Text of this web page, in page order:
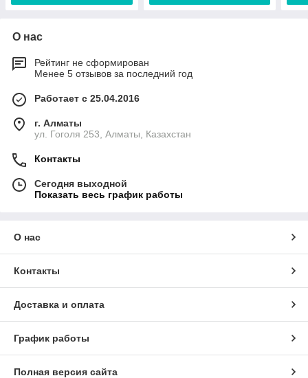
О нас
Рейтинг не сформирован
Менее 5 отзывов за последний год
Работает с 25.04.2016
г. Алматы
ул. Гоголя 253, Алматы, Казахстан
Контакты
Сегодня выходной
Показать весь график работы
О нас
Контакты
Доставка и оплата
График работы
Полная версия сайта